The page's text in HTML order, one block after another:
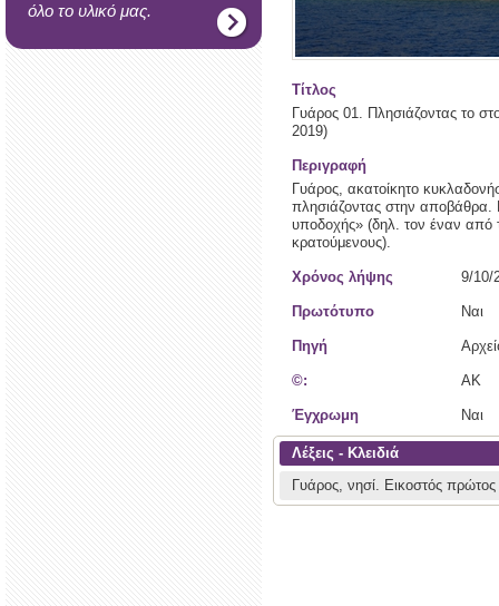
όλο το υλικό μας.
Τίτλος
Γυάρος 01. Πλησιάζοντας το
2019)
Περιγραφή
Γυάρος, ακατοίκητο
πλησιάζοντας στην αποβάθρα.
υποδοχής» (δηλ. τον έναν από
κρατούμενους).
Χρόνος λήψης 9/10/
Πρωτότυπο Ναι
Πηγή
©: AK
Έγχρωμη Ναι
Λέξεις - Κλειδιά
Γυάρος, νησί. Εικοστός